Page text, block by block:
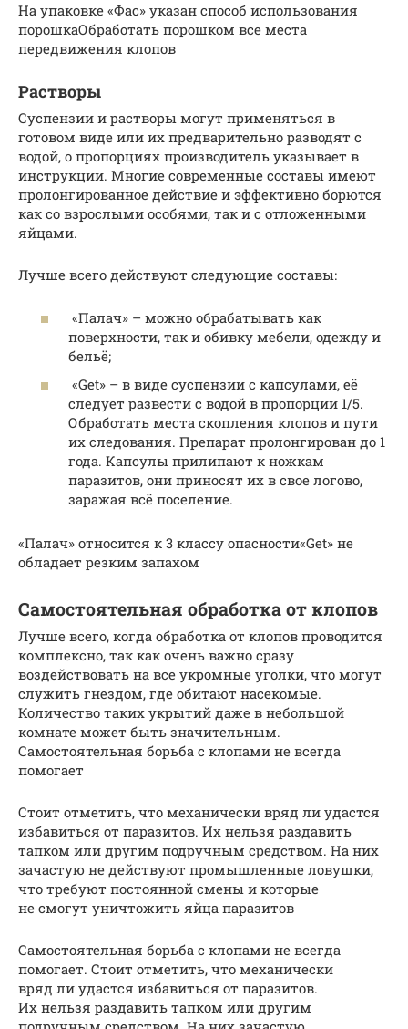
На упаковке «Фас» указан способ использования
порошкаОбработать порошком все места
передвижения клопов
Растворы
Суспензии и растворы могут применяться в
готовом виде или их предварительно разводят с
водой, о пропорциях производитель указывает в
инструкции. Многие современные составы имеют
пролонгированное действие и эффективно борются
как со взрослыми особями, так и с отложенными
яйцами.
Лучше всего действуют следующие составы:
«Палач» – можно обрабатывать как
поверхности, так и обивку мебели, одежду и
бельё;
«Get» – в виде суспензии с капсулами, её
следует развести с водой в пропорции 1/5.
Обработать места скопления клопов и пути
их следования. Препарат пролонгирован до 1
года. Капсулы прилипают к ножкам
паразитов, они приносят их в свое логово,
заражая всё поселение.
«Палач» относится к 3 классу опасности«Get» не
обладает резким запахом
Самостоятельная обработка от клопов
Лучше всего, когда обработка от клопов проводится
комплексно, так как очень важно сразу
воздействовать на все укромные уголки, что могут
служить гнездом, где обитают насекомые.
Количество таких укрытий даже в небольшой
комнате может быть значительным.
Самостоятельная борьба с клопами не всегда
помогает
Стоит отметить, что механически вряд ли удастся
избавиться от паразитов. Их нельзя раздавить
тапком или другим подручным средством. На них
зачастую не действуют промышленные ловушки,
что требуют постоянной смены и которые
не смогут уничтожить яйца паразитов
Самостоятельная борьба с клопами не всегда
помогает. Стоит отметить, что механически
вряд ли удастся избавиться от паразитов.
Их нельзя раздавить тапком или другим